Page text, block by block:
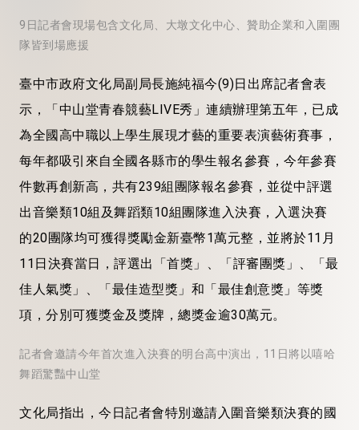
9日記者會現場包含文化局、大墩文化中心、贊助企業和入圍團
隊皆到場應援
臺中市政府文化局副局長施純福今(9)日出席記者會表
示，「中山堂青春競藝LIVE秀」連續辦理第五年，已成
為全國高中職以上學生展現才藝的重要表演藝術賽事，
每年都吸引來自全國各縣市的學生報名參賽，今年參賽
件數再創新高，共有239組團隊報名參賽，並從中評選
出音樂類10組及舞蹈類10組團隊進入決賽，入選決賽
的20團隊均可獲得獎勵金新臺幣1萬元整，並將於11月
11日決賽當日，評選出「首獎」、「評審團獎」、「最
佳人氣獎」、「最佳造型獎」和「最佳創意獎」等獎
項，分別可獲獎金及獎牌，總獎金逾30萬元。
記者會邀請今年首次進入決賽的明台高中演出，11日將以嘻哈
舞蹈驚豔中山堂
文化局指出，今日記者會特別邀請入圍音樂類決賽的國